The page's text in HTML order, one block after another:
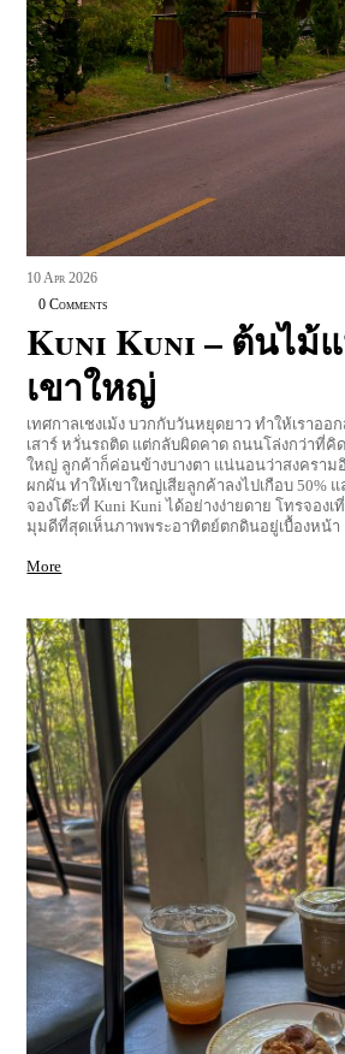
0 Comments
Kuni Kuni – ต้นไม้แ
เขาใหญ่
เทศกาลเชงเม้ง บวกกับวันหยุดยาว ทำให้เราออ
เสาร์ หวั่นรถติด แต่กลับผิดคาด ถนนโล่งกว่าที่คิ
ใหญ่ ลูกค้าก็ค่อนข้างบางตา แน่นอนว่าสงครา
ผกผัน ทำให้เขาใหญ่เสียลูกค้าลงไปเกือบ 50% แ
มุมดีที่สุดเห็นภาพพระอาทิตย์ตกดินอยู่เบื้องหน้า
More